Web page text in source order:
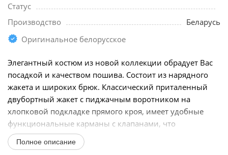
Статус
Производство
Беларусь
Оригинальное белорусское
Элегантный костюм из новой коллекции обрадует Вас
посадкой и качеством пошива. Состоит из нарядного
жакета и широких брюк. Классический приталенный
двубортный жакет с пиджачным воротником на
хлопковой подкладке прямого кроя, имеет удобные
функциональные карманы с клапанами, что
добавляет...
Полное описание